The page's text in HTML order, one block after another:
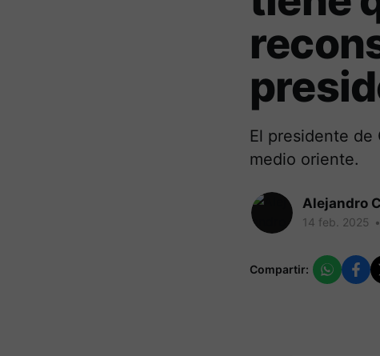
El presidente de
medio oriente.
Alejandro
14 feb. 2025 •
Compartir: